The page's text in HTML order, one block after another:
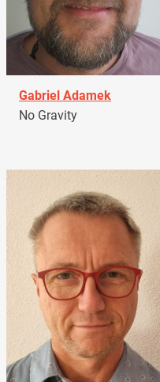
Gabriel Adamek
No Gravity